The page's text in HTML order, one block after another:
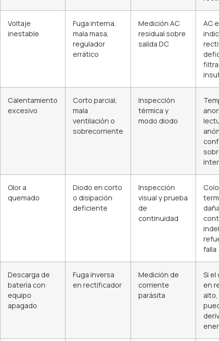
Voltaje
inestable
Fuga interna,
mala masa,
regulador
errático
Medición AC
residual sobre
salida DC
AC
Calentamiento
excesivo
Corto parcial,
mala
ventilación o
sobrecorriente
Inspección
térmica y
modo diodo
Olor a
quemado
Diodo en corto
o disipación
deficiente
Inspección
visual y prueba
de
continuidad
falla
Descarga de
batería con
equipo
apagado
Fuga inversa
en rectificador
Medición de
corriente
parásita
Si
en